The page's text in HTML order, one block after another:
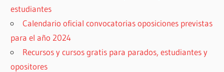
estudiantes
Calendario oficial convocatorias oposiciones previstas
para el año 2024
Recursos y cursos gratis para parados, estudiantes y
opositores